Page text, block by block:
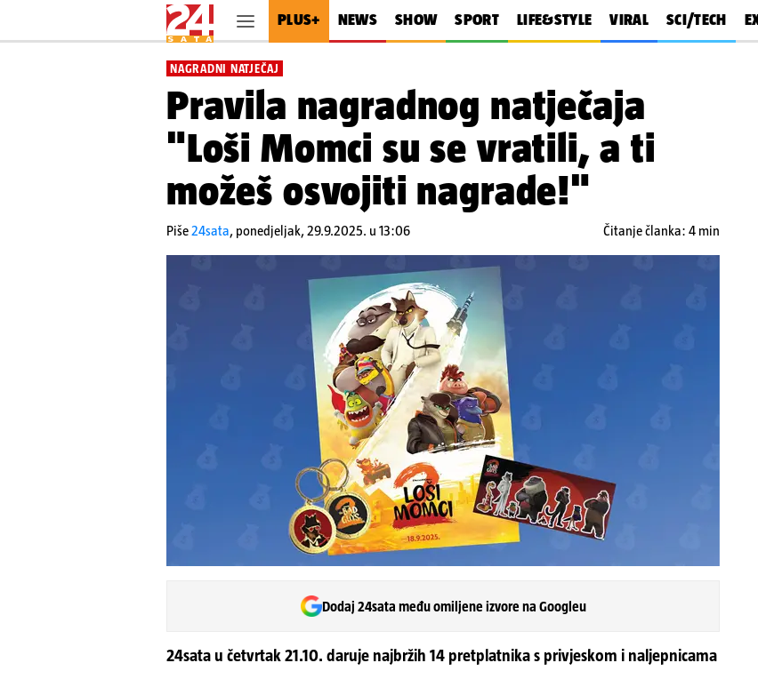
PLUS+ NEWS SHOW SPORT LIFE&STYLE VIRAL SCI/TECH
NAGRADNI NATJEČAJ
Pravila nagradnog natječaja
"Loši Momci su se vratili, a ti
možeš osvojiti nagrade!"
Piše24sata, ponedjeljak, 29.9.2025. u 13:06 Čitanje članka: 4 min
Dodaj 24sata među omiljene izvore na Googleu
24sata u četvrtak 21.10. daruje najbržih 14 pretplatnika s privjeskom i naljepnicama